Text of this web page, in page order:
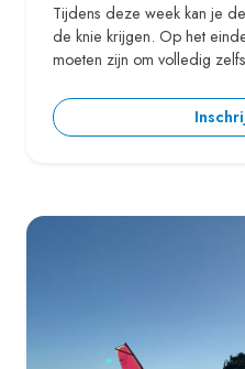
Tijdens deze week kan je
de knie krijgen. Op het
moeten zijn om volledig